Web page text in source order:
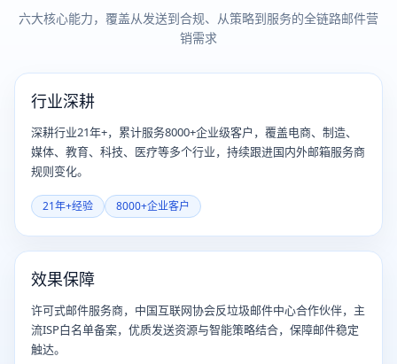
六大核心能力，覆盖从发送到合规、从策略到服务的全链路邮件营
销需求
行业深耕
深耕行业21年+，累计服务8000+企业级客户，覆盖电商、制造、
媒体、教育、科技、医疗等多个行业，持续跟进国内外邮箱服务商
规则变化。
21年+经验 8000+企业客户
效果保障
许可式邮件服务商，中国互联网协会反垃圾邮件中心合作伙伴，主
流ISP白名单备案，优质发送资源与智能策略结合，保障邮件稳定
触达。